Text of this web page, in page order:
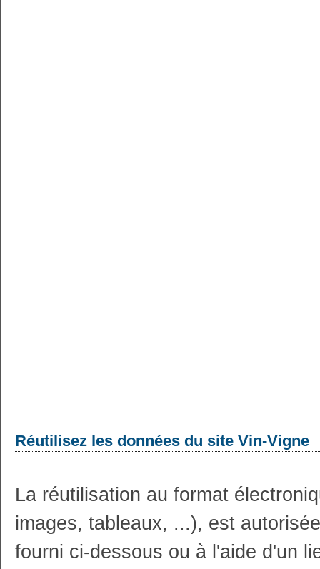
Réutilisez les données du site Vin-Vigne
La réutilisation au format
images, tableaux, ...), est
fourni ci-dessous ou à l'aide d'un